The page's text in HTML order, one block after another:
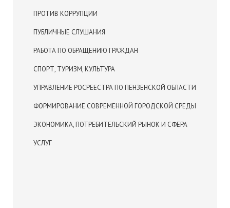
ПРОТИВ КОРРУПЦИИ
ПУБЛИЧНЫЕ СЛУШАНИЯ
РАБОТА ПО ОБРАЩЕНИЮ ГРАЖДАН
СПОРТ, ТУРИЗМ, КУЛЬТУРА
УПРАВЛЕНИЕ РОСРЕЕСТРА ПО ПЕНЗЕНСКОЙ ОБЛАСТИ
ФОРМИРОВАНИЕ СОВРЕМЕННОЙ ГОРОДСКОЙ СРЕДЫ
ЭКОНОМИКА, ПОТРЕБИТЕЛЬСКИЙ РЫНОК И СФЕРА
УСЛУГ